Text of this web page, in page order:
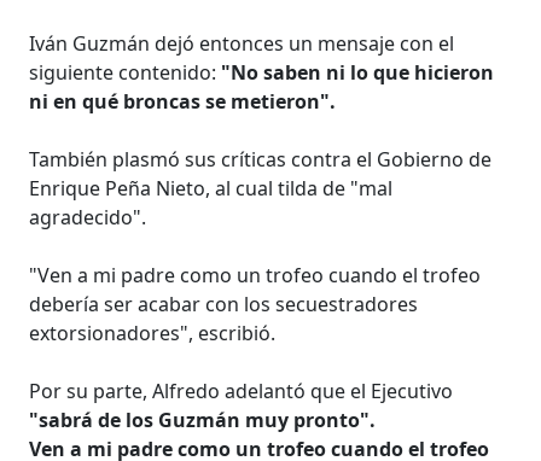
Iván Guzmán dejó entonces un mensaje con el
siguiente contenido: "No saben ni lo que hicieron
ni en qué broncas se metieron".
También plasmó sus críticas contra el Gobierno de
Enrique Peña Nieto, al cual tilda de "mal
agradecido".
"Ven a mi padre como un trofeo cuando el trofeo
debería ser acabar con los secuestradores
extorsionadores", escribió.
Por su parte, Alfredo adelantó que el Ejecutivo
"sabrá de los Guzmán muy pronto".
Ven a mi padre como un trofeo cuando el trofeo